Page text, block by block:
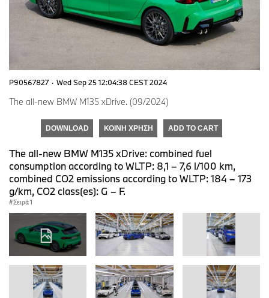
P90567827 · Wed Sep 25 12:04:38 CEST 2024
The all-new BMW M135 xDrive. (09/2024)
DOWNLOAD ΚΟΙΝΉ ΧΡΉΣΗ ADD TO CART
The all-new BMW M135 xDrive: combined fuel
consumption according to WLTP: 8,1 – 7,6 l/100 km,
combined CO2 emissions according to WLTP: 184 – 173
g/km, CO2 class(es): G – F.
Σειρά 1